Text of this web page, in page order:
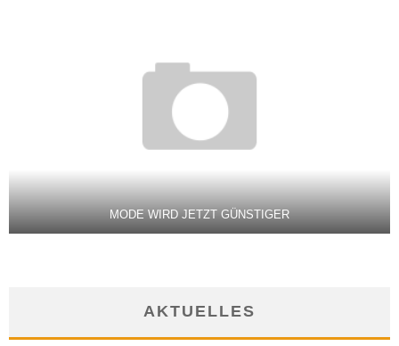
MODE WIRD JETZT GÜNSTIGER
AKTUELLES